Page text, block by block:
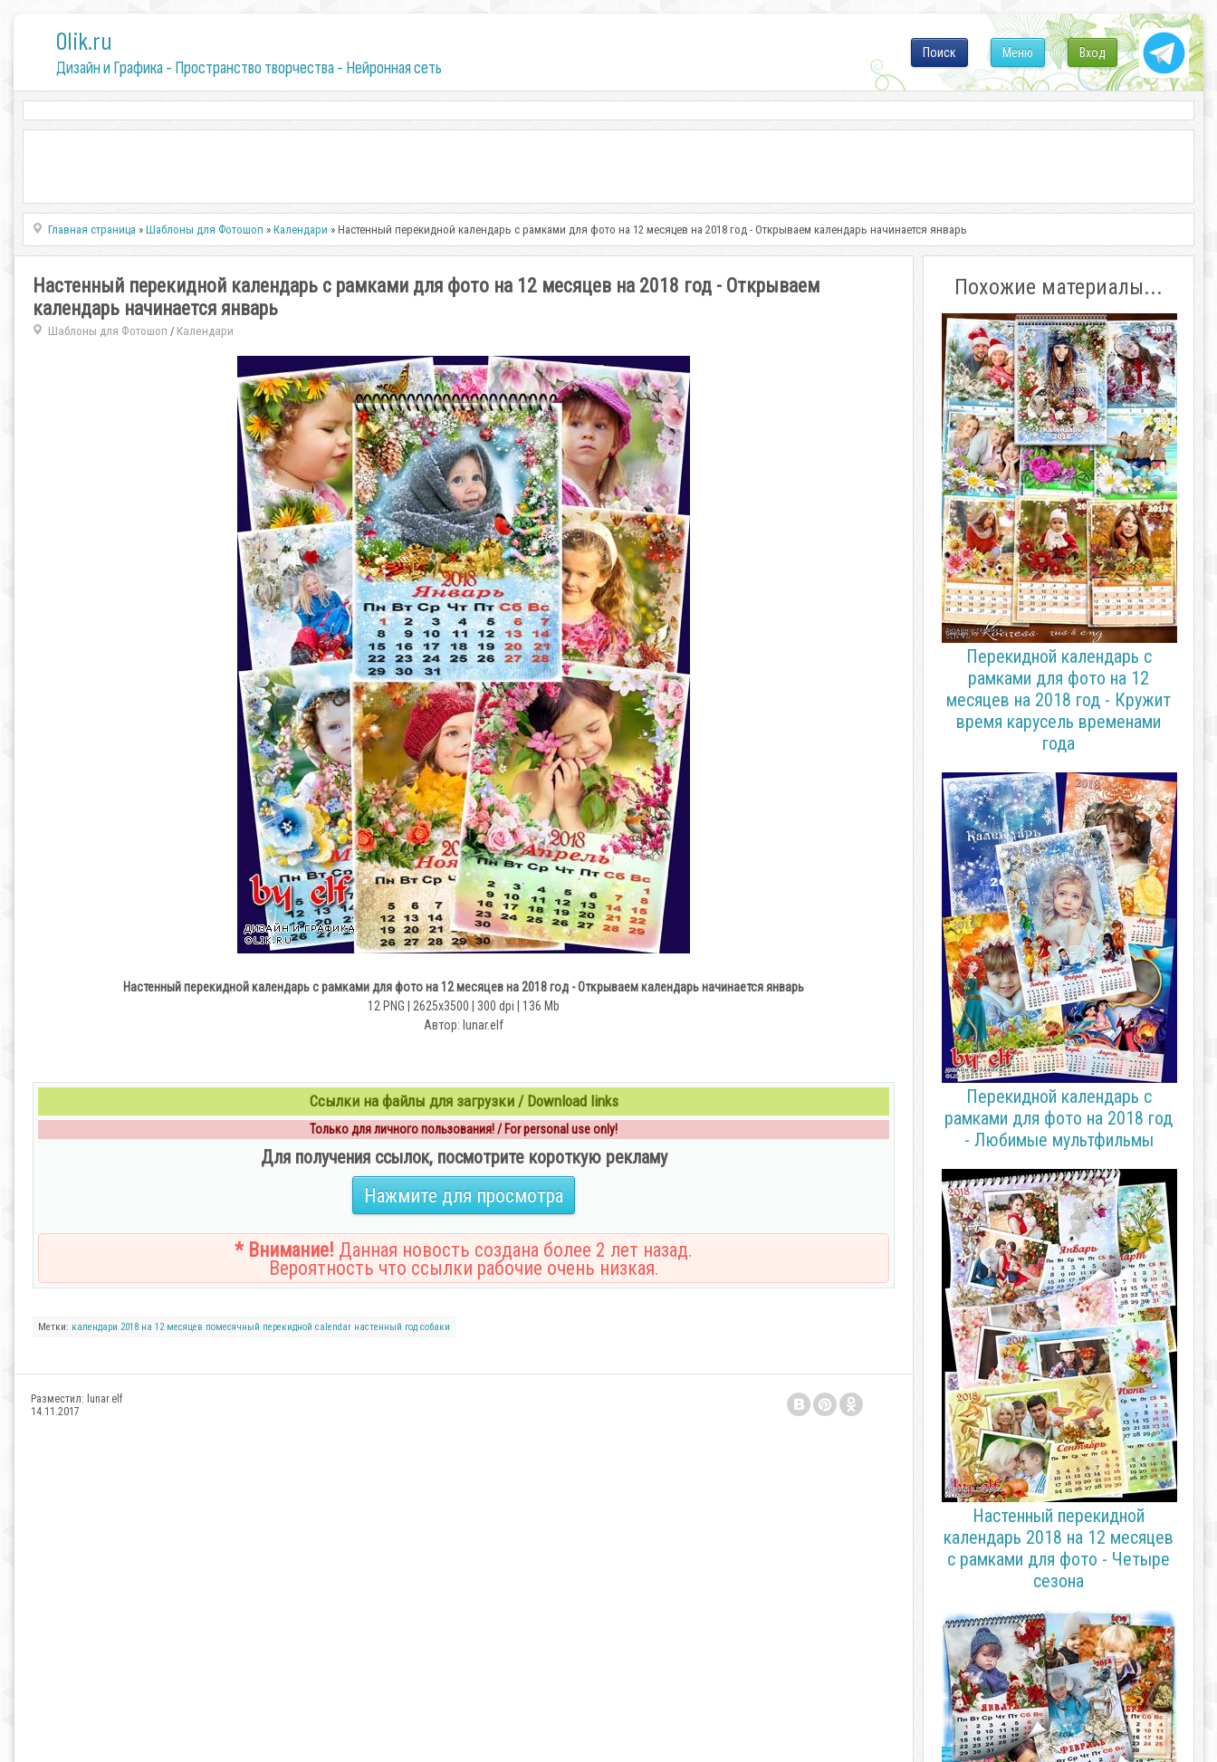
0lik.ru
Дизайн и Графика - Пространство творчества - Нейронная сеть
Вход
Меню
Поиск
Главная страница »Шаблоны для Фотошоп »Календари » Настенный перекидной календарь с рамками для фото на 12 месяцев на 2018 год - Открываем календарь начинается январь
Настенный перекидной календарь с рамками для фото на 12 месяцев на 2018 год - Открываем
календарь начинается январь
Шаблоны для Фотошоп / Календари
Настенный перекидной календарь с рамками для фото на 12 месяцев на 2018 год - Открываем календарь начинается январь
12 PNG | 2625х3500 | 300 dpi | 136 Mb
Автор: lunar.elf
Ссылки на файлы для загрузки / Download links
Только для личного пользования! / For personal use only!
Для получения ссылок, посмотрите короткую рекламу
Нажмите для просмотра
* Внимание! Данная новость создана более 2 лет назад.
Вероятность что ссылки рабочие очень низкая.
Метки: календари 2018 на 12 месяцев помесячный перекидной calendar настенный год собаки
Разместил: lunar.elf
14.11.2017
Похожие материалы...
Перекидной календарь с
рамками для фото на 12
месяцев на 2018 год - Кружит
время карусель временами
года
Перекидной календарь с
рамками для фото на 2018 год
- Любимые мультфильмы
Настенный перекидной
календарь 2018 на 12 месяцев
с рамками для фото - Четыре
сезона